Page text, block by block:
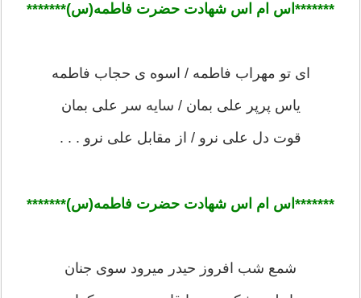
*******اس ام اس شهادت حضرت فاطمه(س)*******
ای تو مهراب فاطمه / اسوه ی حجاب فاطمه
یاس پرپر علی بمان / سایه سر علی بمان
قوت دل علی نرو / از مقابل علی نرو . . .
*******اس ام اس شهادت حضرت فاطمه(س)*******
شمع شب افروز حیدر میرود سوی جنان